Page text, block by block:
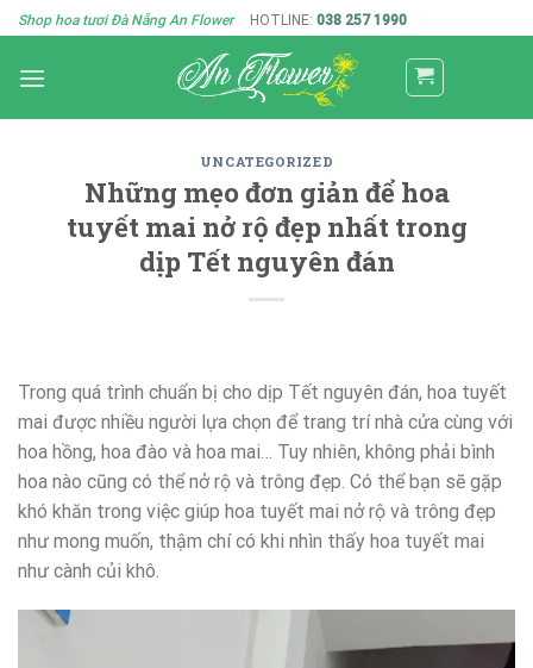
Skip
to
content
Shop hoa tươi Đà Nẵng An Flower HOTLINE: 038 257 1990
UNCATEGORIZED
Những mẹo đơn giản để hoa
tuyết mai nở rộ đẹp nhất trong
dịp Tết nguyên đán
Trong quá trình chuẩn bị cho dịp Tết nguyên đán, hoa tuyết
mai được nhiều người lựa chọn để trang trí nhà cửa cùng với
hoa hồng, hoa đào và hoa mai… Tuy nhiên, không phải bình
hoa nào cũng có thể nở rộ và trông đẹp. Có thể bạn sẽ gặp
khó khăn trong việc giúp hoa tuyết mai nở rộ và trông đẹp
như mong muốn, thậm chí có khi nhìn thấy hoa tuyết mai
như cành củi khô.